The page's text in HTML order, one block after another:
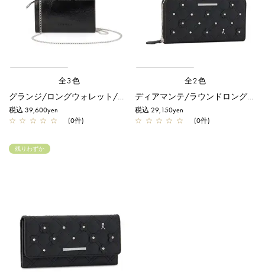
全3色
グランジ/ロングウォレット/ブラック
税込 39,600yen
☆ ☆ ☆ ☆ ☆ (0件)
全2色
ディアマンテ/ラウンドロングウォレット/ブラック
税込 29,150yen
☆ ☆ ☆ ☆ ☆ (0件)
残りわずか